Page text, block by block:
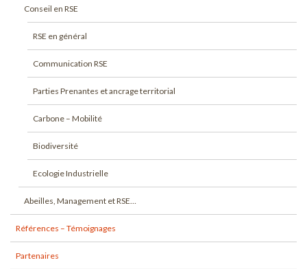
Conseil en RSE
RSE en général
Communication RSE
Parties Prenantes et ancrage territorial
Carbone – Mobilité
Biodiversité
Ecologie Industrielle
Abeilles, Management et RSE…
Références – Témoignages
Partenaires